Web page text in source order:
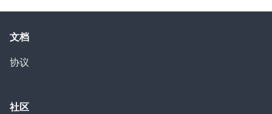
文档
协议
社区